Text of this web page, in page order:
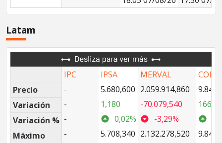
Latam
Precio
Variación
Variación %
Máximo
IPC
-
-
-
-
IPSA
5.680,600
1,180
0,02%
5.708,340
MERVAL
2.059.914,860
-70.079,540
-3,29%
2.132.278,520
COL20